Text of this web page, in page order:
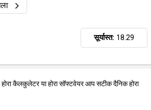
सूर्यास्त: 18.29
कैलकुलेटर या होरा सॉफ्टवेयर आप सटीक दैनिक होरा